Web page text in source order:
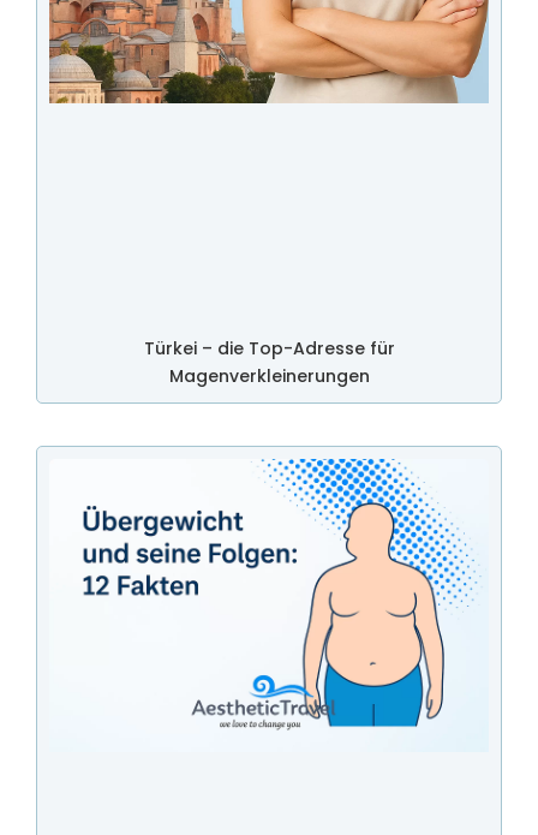
Türkei – die Top-Adresse für
Magenverkleinerungen